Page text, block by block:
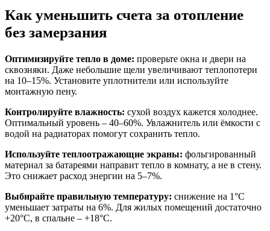
Как уменьшить счета за отопление
без замерзания
Оптимизируйте тепло в доме: проверьте окна и двери на
сквозняки. Даже небольшие щели увеличивают теплопотери
на 10–15%. Установите уплотнители или используйте
монтажную пену.
Контролируйте влажность: сухой воздух кажется холоднее.
Оптимальный уровень – 40–60%. Увлажнитель или ёмкости с
водой на радиаторах помогут сохранить тепло.
Используйте теплоотражающие экраны: фольгированный
материал за батареями направит тепло в комнату, а не в стену.
Это снижает расход энергии на 5–7%.
Выбирайте правильную температуру: снижение на 1°C
уменьшает затраты на 6%. Для жилых помещений достаточно
+20°C, в спальне – +18°C.